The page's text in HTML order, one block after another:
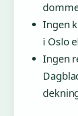
Ingen
i Oslo
Ingen